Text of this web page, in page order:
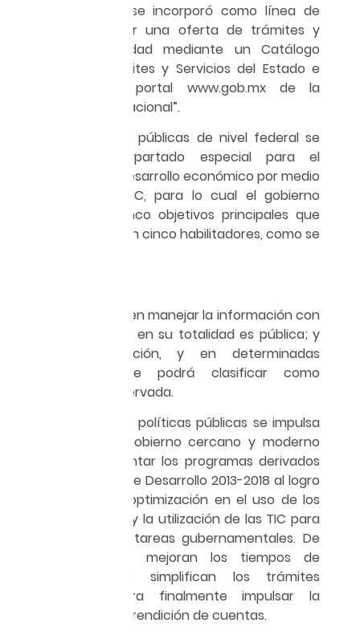
En tal contexto, se incorporó como línea de
acción “desarrollar una oferta de trámites y
servicios de calidad mediante un Catálogo
Nacional de Trámites y Servicios del Estado e
incorporarlos al portal www.gob.mx de la
Ventanilla Única Nacional”.
Entre las políticas públicas de nivel federal se
estableció un apartado especial para el
crecimiento y el desarrollo económico por medio
del uso de las TIC, para lo cual el gobierno
federal diseñó cinco objetivos principales que
deben coexistir con cinco habilitadores, como se
Los efectos incluyen manejar la información con
la premisa de que en su totalidad es pública; y
sólo por excepción, y en determinadas
circunstancias, se podrá clasificar como
confidencial o reservada.
Con estas nuevas políticas públicas se impulsa
el concepto de gobierno cercano y moderno
con el fin de orientar los programas derivados
del Plan Nacional de Desarrollo 2013-2018 al logro
de resultados, la optimización en el uso de los
recursos públicos y la utilización de las TIC para
llevar a cabo las tareas gubernamentales. De
esta manera se mejoran los tiempos de
respuesta y se simplifican los trámites
burocráticos, para finalmente impulsar la
transparencia y la rendición de cuentas.